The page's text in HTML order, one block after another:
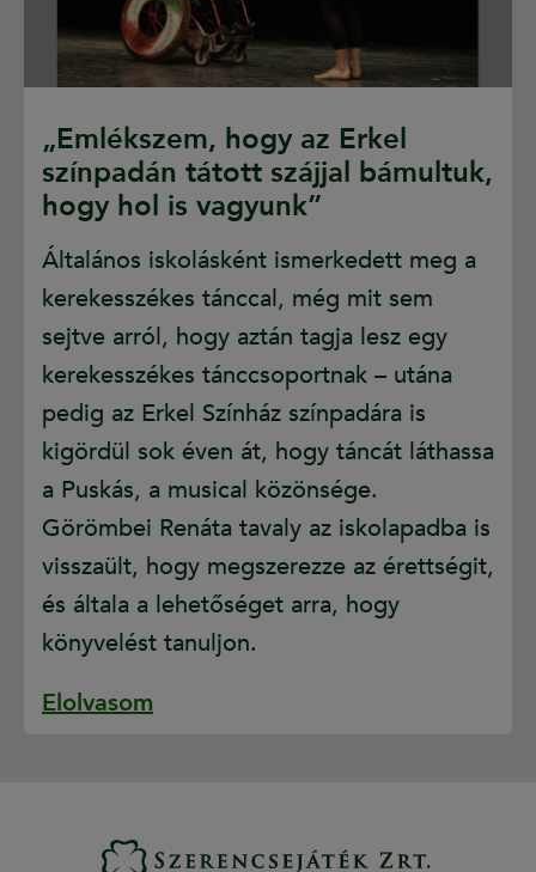
„Emlékszem, hogy az Erkel
színpadán tátott szájjal bámultuk,
hogy hol is vagyunk”
Általános iskolásként ismerkedett meg a
kerekesszékes tánccal, még mit sem
sejtve arról, hogy aztán tagja lesz egy
kerekesszékes tánccsoportnak – utána
pedig az Erkel Színház színpadára is
kigördül sok éven át, hogy táncát láthassa
a Puskás, a musical közönsége.
Görömbei Renáta tavaly az iskolapadba is
visszaült, hogy megszerezze az érettségit,
és általa a lehetőséget arra, hogy
könyvelést tanuljon.
Elolvasom